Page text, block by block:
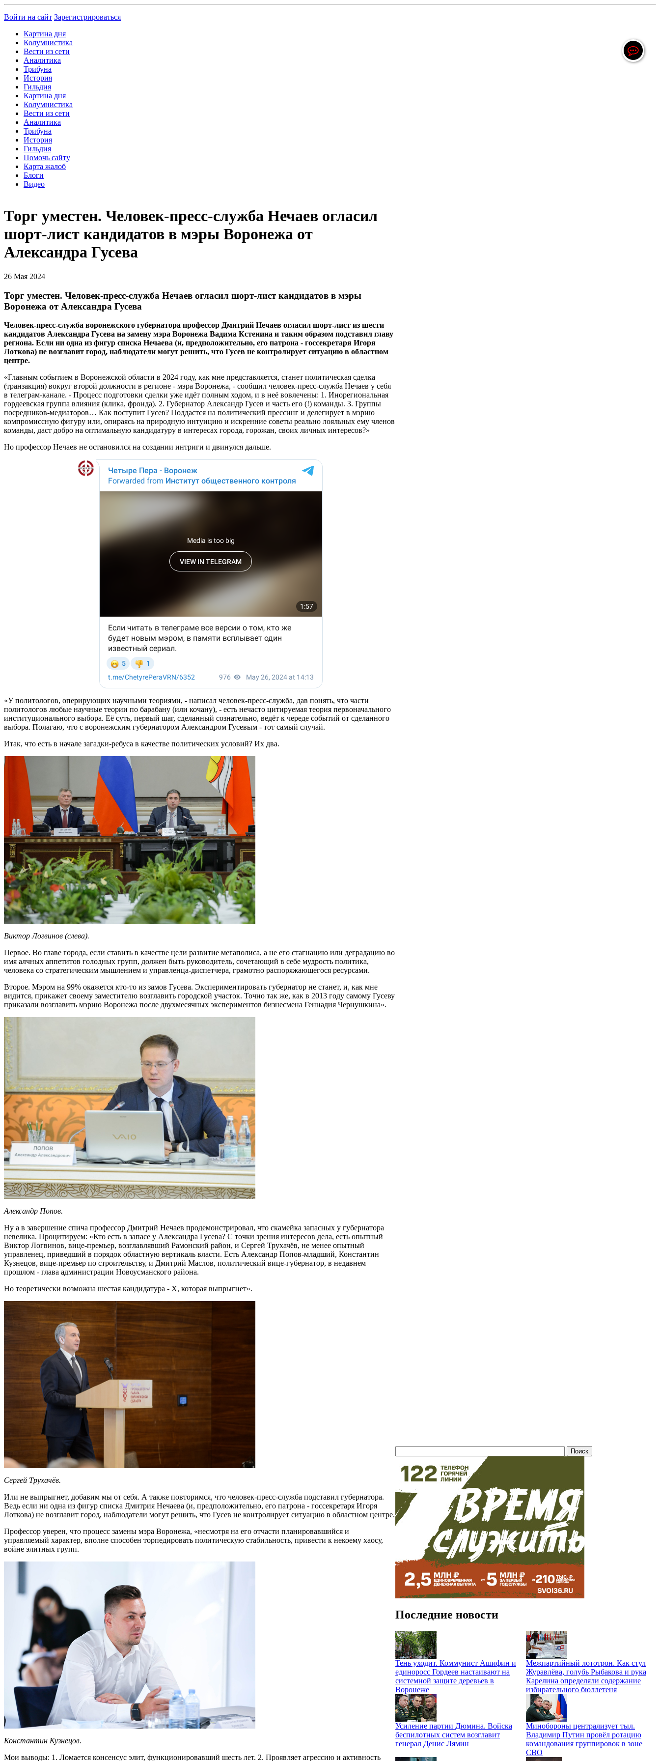
Войти на сайт Зарегистрироваться
Картина дня
Колумнистика
Вести из сети
Аналитика
Трибуна
История
Гильдия
Картина дня
Колумнистика
Вести из сети
Аналитика
Трибуна
История
Гильдия
Помочь сайту
Карта жалоб
Блоги
Видео
Торг уместен. Человек-пресс-служба Нечаев огласил
шорт-лист кандидатов в мэры Воронежа от
Александра Гусева
26 Мая 2024
Торг уместен. Человек-пресс-служба Нечаев огласил шорт-лист кандидатов в мэры
Воронежа от Александра Гусева
Человек-пресс-служба воронежского губернатора профессор Дмитрий Нечаев огласил шорт-лист из шести
кандидатов Александра Гусева на замену мэра Воронежа Вадима Кстенина и таким образом подставил главу
региона. Если ни одна из фигур списка Нечаева (и, предположительно, его патрона - госсекретаря Игоря
Лоткова) не возглавит город, наблюдатели могут решить, что Гусев не контролирует ситуацию в областном
центре.
«Главным событием в Воронежской области в 2024 году, как мне представляется, станет политическая сделка
(транзакция) вокруг второй должности в регионе - мэра Воронежа, - сообщил человек-пресс-служба Нечаев у себя
в телеграм-канале. - Процесс подготовки сделки уже идёт полным ходом, и в неё вовлечены: 1. Инорегиональная
гордеевская группа влияния (клика, фронда). 2. Губернатор Александр Гусев и часть его (!) команды. 3. Группы
посредников-медиаторов… Как поступит Гусев? Поддастся на политический прессинг и делегирует в мэрию
компромиссную фигуру или, опираясь на природную интуицию и искренние советы реально лояльных ему членов
команды, даст добро на оптимальную кандидатуру в интересах города, горожан, своих личных интересов?»
Но профессор Нечаев не остановился на создании интриги и двинулся дальше.
«У политологов, оперирующих научными теориями, - написал человек-пресс-служба, дав понять, что части
политологов любые научные теории по барабану (или кочану), - есть нечасто цитируемая теория первоначального
институционального выбора. Её суть, первый шаг, сделанный сознательно, ведёт к череде событий от сделанного
выбора. Полагаю, что с воронежским губернатором Александром Гусевым - тот самый случай.
Итак, что есть в начале загадки-ребуса в качестве политических условий? Их два.
Виктор Логвинов (слева).
Первое. Во главе города, если ставить в качестве цели развитие мегаполиса, а не его стагнацию или деградацию во
имя алчных аппетитов голодных групп, должен быть руководитель, сочетающий в себе мудрость политика,
человека со стратегическим мышлением и управленца-диспетчера, грамотно распоряжающегося ресурсами.
Второе. Мэром на 99% окажется кто-то из замов Гусева. Экспериментировать губернатор не станет, и, как мне
видится, прикажет своему заместителю возглавить городской участок. Точно так же, как в 2013 году самому Гусеву
приказали возглавить мэрию Воронежа после двухмесячных экспериментов бизнесмена Геннадия Чернушкина».
Александр Попов.
Ну а в завершение спича профессор Дмитрий Нечаев продемонстрировал, что скамейка запасных у губернатора
невелика. Процитируем: «Кто есть в запасе у Александра Гусева? С точки зрения интересов дела, есть опытный
Виктор Логвинов, вице-премьер, возглавлявший Рамонский район, и Сергей Трухачёв, не менее опытный
управленец, приведший в порядок областную вертикаль власти. Есть Александр Попов-младший, Константин
Кузнецов, вице-премьер по строительству, и Дмитрий Маслов, политический вице-губернатор, в недавнем
прошлом - глава администрации Новоусманского района.
Но теоретически возможна шестая кандидатура - Х, которая выпрыгнет».
Сергей Трухачёв.
Или не выпрыгнет, добавим мы от себя. А также повторимся, что человек-пресс-служба подставил губернатора.
Ведь если ни одна из фигур списка Дмитрия Нечаева (и, предположительно, его патрона - госсекретаря Игоря
Лоткова) не возглавит город, наблюдатели могут решить, что Гусев не контролирует ситуацию в областном центре.
Профессор уверен, что процесс замены мэра Воронежа, «несмотря на его отчасти планировавшийся и
управляемый характер, вполне способен торпедировать политическую стабильность, привести к некоему хаосу,
войне элитных групп.
Константин Кузнецов.
Мои выводы: 1. Ломается консенсус элит, функционировавший шесть лет. 2. Проявляет агрессию и активность
Последние новости
Тень уходит. Коммунист Ашифин и
единоросс Гордеев настаивают на
системной защите деревьев в
Воронеже
Межпартийный лототрон. Как стул
Журавлёва, голубь Рыбакова и рука
Карелина определяли содержание
избирательного бюллетеня
Усиление партии Дюмина. Войска
беспилотных систем возглавит
генерал Денис Лямин
Минобороны централизует тыл.
Владимир Путин провёл ротацию
командования группировок в зоне
СВО